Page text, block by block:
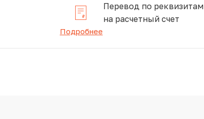
Перевод по реквизитам
на расчетный счет
Подробнее